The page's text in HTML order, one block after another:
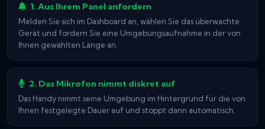
1. Aus Ihrem Panel anfordern
Melden Sie sich im Dashboard an, wählen Sie das überwachte
Gerät und fordern Sie eine Umgebungsaufnahme in der von
Ihnen gewählten Länge an.
2. Das Mikrofon nimmt diskret auf
Das Handy nimmt seine Umgebung im Hintergrund für die von
Ihnen festgelegte Dauer auf und stoppt dann automatisch.